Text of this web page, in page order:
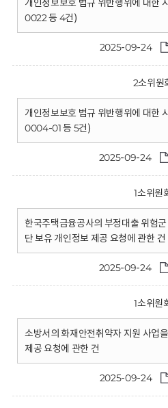
개인정보보호 법규 위반행위에 대한
0022 등 4건)
2025-09-24
2소위원
개인정보보호 법규 위반행위에 대한
0004-01 등 5건)
2025-09-24
1소위원
한국주택금융공사의 부정대출 위험
단 보유 개인정보 제공 요청에 관한 건
2025-09-24
1소위원
소방서의 화재안전취약자 지원 사업
제공 요청에 관한 건
2025-09-24